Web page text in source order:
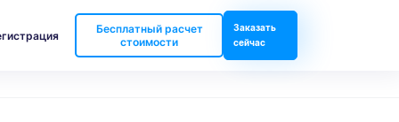
Бесплатный расчет
стоимости
Заказать
сейчас